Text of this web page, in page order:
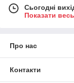
Сьогодні
Показати
Про нас
Контакти